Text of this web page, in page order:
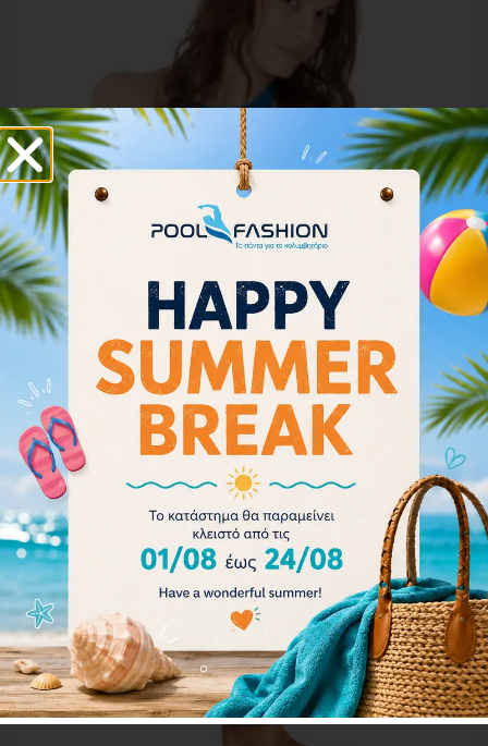
Arena Women Bikini Top Rulebreaker Crop Think
001111-813
35.00 €
Επιλογή